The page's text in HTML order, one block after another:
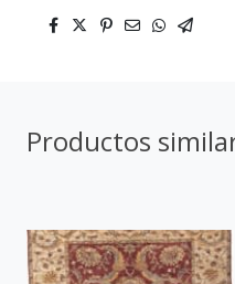
Productos